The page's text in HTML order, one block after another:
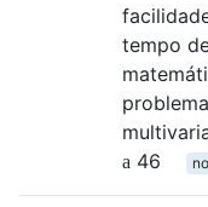
tempo
46